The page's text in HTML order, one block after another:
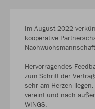
Im August 2022
kooperative
Hervorragendes
zum Schritt der
sehr am Herzen
vereint und nach
WINGS.